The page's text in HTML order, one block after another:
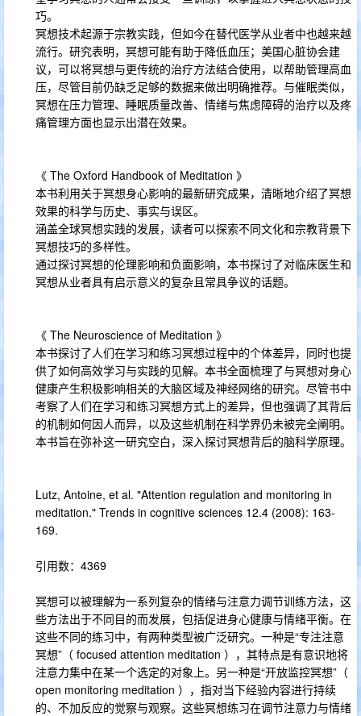
巧。
冥想技术起源于宗教实践，但如今在替代医学从业者中也越来越
流行。研究表明，冥想可能有助于降低血压；美国心脏协会建
议，可以将冥想与更传统的治疗方法结合使用，以帮助管理高血
压，尽管目前仍缺乏足够的数据来做出明确推荐。与催眠类似，
冥想在压力管理、睡眠质量改善、情绪与焦虑障碍的治疗以及疼
痛管理方面也显示出潜在效果。
《 The Oxford Handbook of Meditation 》
本书利用关于冥想身心影响的最新研究成果，清晰地介绍了冥想
效果的科学与历史、事实与误区。
涵盖全球冥想实践的发展，读者可以探索不同文化和宗教背景下
冥想技巧的多样性。
通过探讨冥想的伦理影响和负面影响，本书探讨了对临床医生和
冥想从业者具有启示意义的复杂且常具争议的话题。
《 The Neuroscience of Meditation 》
本书探讨了人们在学习和练习冥想过程中的个体差异，同时也提
供了如何高效学习与实践的见解。本书全面梳理了与冥想对身心
健康产生积极影响相关的大脑区域及神经网络的研究。尽管书中
考察了人们在学习和练习冥想方式上的差异，但也强调了其背后
的机制如何因人而异，以及这些机制在科学界仍未被完全阐明。
本书旨在弥补这一研究空白，深入探讨冥想背后的脑科学原理。
Lutz, Antoine, et al. "Attention regulation and monitoring in
meditation." Trends in cognitive sciences 12.4 (2008): 163-
169.
引用数：4369
冥想可以被理解为一系列复杂的情绪与注意力调节训练方法，这
些方法出于不同目的而发展，包括促进身心健康与情绪平衡。在
这些不同的练习中，有两种类型被广泛研究。一种是“专注注意
冥想”（ focused attention meditation ），其特点是有意识地将
注意力集中在某一个选定的对象上。另一种是“开放监控冥想”（
open monitoring meditation ），指对当下经验内容进行持续
的、不加反应的觉察与观察。这些冥想练习在调节注意力与情绪